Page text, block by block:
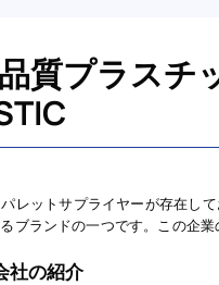
質プラスチ
レットサプライヤーが存在し
ブランドの一つです。この企
社の紹介